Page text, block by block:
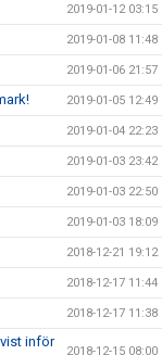
2019-01-12 03:15
2019-01-08 11:48
2019-01-06 21:57
2019-01-05 12:49
2019-01-04 22:23
2019-01-03 23:42
2019-01-03 22:50
2019-01-03 18:09
2018-12-21 19:12
2018-12-17 11:44
2018-12-17 11:38
inför
2018-12-15 08:00